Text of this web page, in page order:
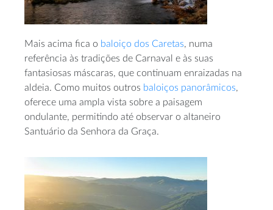
Mais acima fica o baloiço dos Caretas, numa
referência às tradições de Carnaval e às suas
fantasiosas máscaras, que continuam enraizadas na
aldeia. Como muitos outros baloiços panorâmicos,
oferece uma ampla vista sobre a paisagem
ondulante, permitindo até observar o altaneiro
Santuário da Senhora da Graça.